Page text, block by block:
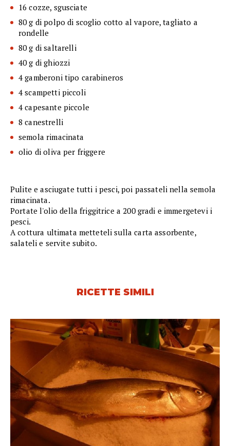
16 cozze, sgusciate
80 g di polpo di scoglio cotto al vapore, tagliato a
rondelle
80 g di saltarelli
40 g di ghiozzi
4 gamberoni tipo carabineros
4 scampetti piccoli
4 capesante piccole
8 canestrelli
semola rimacinata
olio di oliva per friggere
Pulite e asciugate tutti i pesci, poi passateli nella semola
rimacinata.
Portate l'olio della friggitrice a 200 gradi e immergetevi i
pesci.
A cottura ultimata metteteli sulla carta assorbente,
salateli e servite subito.
RICETTE SIMILI